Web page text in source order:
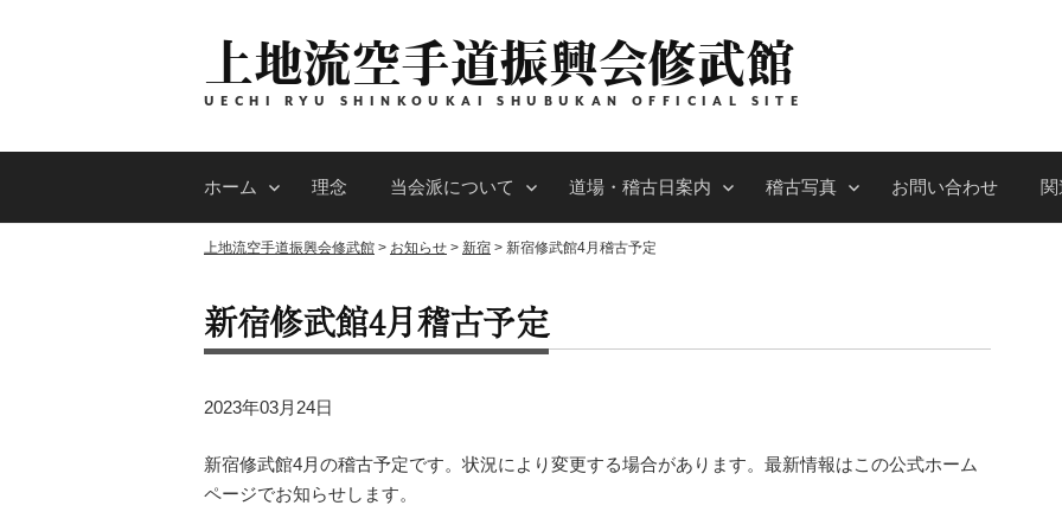
キ
上地流空手道振興会修武館
UECHI RYU SHINKOUKAI SHUBUKAN OFFICIAL SITE
ホーム 理念 当会派について 道場・稽古日案内 稽古写真 お問い合わせ
上地流空手道振興会修武館 > お知らせ > 新宿 > 新宿修武館4月稽古予定
新宿修武館4月稽古予定
2023年03月24日
新宿修武館4月の稽古予定です。状況により変更する場合があります。最新情報はこの公式ホーム
ページでお知らせします。